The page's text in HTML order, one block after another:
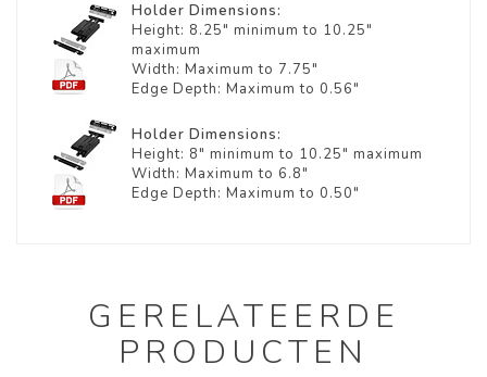
Holder Dimensions:
Height: 8.25" minimum to 10.25"
maximum
Width: Maximum to 7.75"
Edge Depth: Maximum to 0.56"
Holder Dimensions:
Height: 8" minimum to 10.25" maximum
Width: Maximum to 6.8"
Edge Depth: Maximum to 0.50"
GERELATEERDE
PRODUCTEN